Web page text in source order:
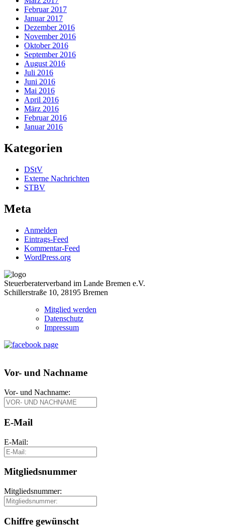
Februar 2017
Januar 2017
Dezember 2016
November 2016
Oktober 2016
September 2016
August 2016
Juli 2016
Juni 2016
Mai 2016
April 2016
März 2016
Februar 2016
Januar 2016
Kategorien
DStV
Externe Nachrichten
STBV
Meta
Anmelden
Eintrags-Feed
Kommentar-Feed
WordPress.org
Steuerberaterverband im Lande Bremen e.V.
Schillerstraße 10, 28195 Bremen
Mitglied werden
Datenschutz
Impressum
Vor- und Nachname
Vor- und Nachname:
E-Mail
E-Mail:
Mitgliedsnummer
Mitgliedsnummer:
Chiffre gewünscht